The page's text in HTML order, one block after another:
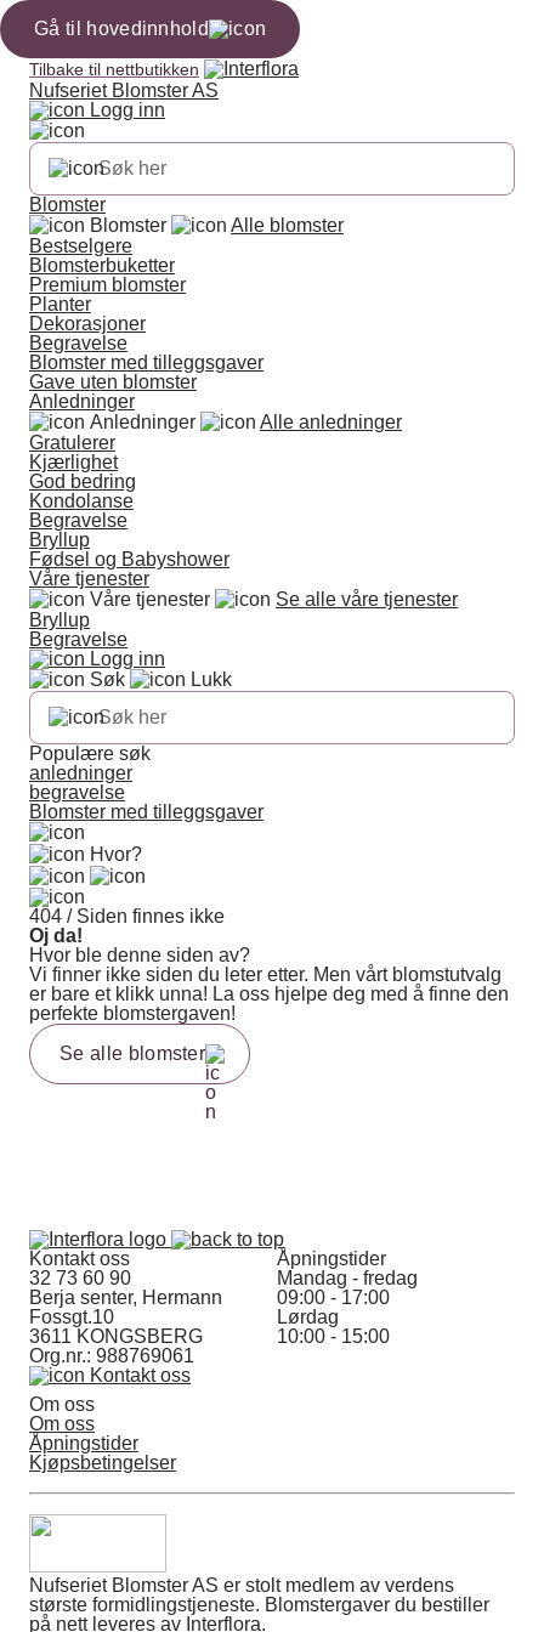
Gå til hovedinnhold
Tilbake til nettbutikken
Nufseriet Blomster AS
Logg inn
Blomster
Blomster
Alle blomster
Bestselgere
Blomsterbuketter
Premium blomster
Planter
Dekorasjoner
Begravelse
Blomster med tilleggsgaver
Gave uten blomster
Anledninger
Anledninger
Alle anledninger
Gratulerer
Kjærlighet
God bedring
Kondolanse
Begravelse
Bryllup
Fødsel og Babyshower
Våre tjenester
Våre tjenester
Se alle våre tjenester
Bryllup
Begravelse
Logg inn
Søk
Lukk
Populære søk
anledninger
begravelse
Blomster med tilleggsgaver
Hvor?
404 / Siden finnes ikke
Oj da!
Hvor ble denne siden av?
Vi finner ikke siden du leter etter. Men vårt blomstutvalg
er bare et klikk unna! La oss hjelpe deg med å finne den
perfekte blomstergaven!
Se alle blomster
Kontakt oss
32 73 60 90
Berja senter, Hermann
Fossgt.10
3611 KONGSBERG
Org.nr.: 988769061
Kontakt oss
Åpningstider
Mandag - fredag
09:00 - 17:00
Lørdag
10:00 - 15:00
Om oss
Om oss
Åpningstider
Kjøpsbetingelser
Nufseriet Blomster AS er stolt medlem av verdens
største formidlingstjeneste. Blomstergaver du bestiller
på nett leveres av Interflora.